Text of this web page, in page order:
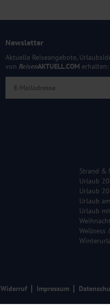
Newsletter
Aktuelle Reiseangebote,
von ReisenAKTUELL.COM erhalten:
Strand &
Urlaub
Urlaub
Urlaub
Urlaub
Wellness
Widerruf Impressum